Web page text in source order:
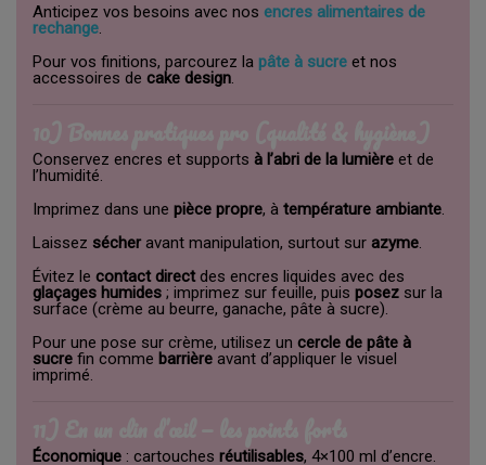
Anticipez vos besoins avec nos encres alimentaires de
rechange.
Pour vos finitions, parcourez la pâte à sucre et nos
accessoires de cake design.
Conservez encres et supports à l’abri de la lumière et de
l’humidité.
Imprimez dans une pièce propre, à température ambiante.
Laissez sécheravant manipulation, surtout sur azyme.
Évitez le contact directdes encres liquides avec des
glaçages humides ; imprimez sur feuille, puis posez sur la
surface (crème au beurre, ganache, pâte à sucre).
Pour une pose sur crème, utilisez un cercle de pâte à
sucre fin comme barrière avant d’appliquer le visuel
imprimé.
Économique : cartouches réutilisables, 4×100 ml d’encre.